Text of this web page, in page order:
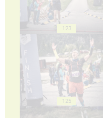
123
125